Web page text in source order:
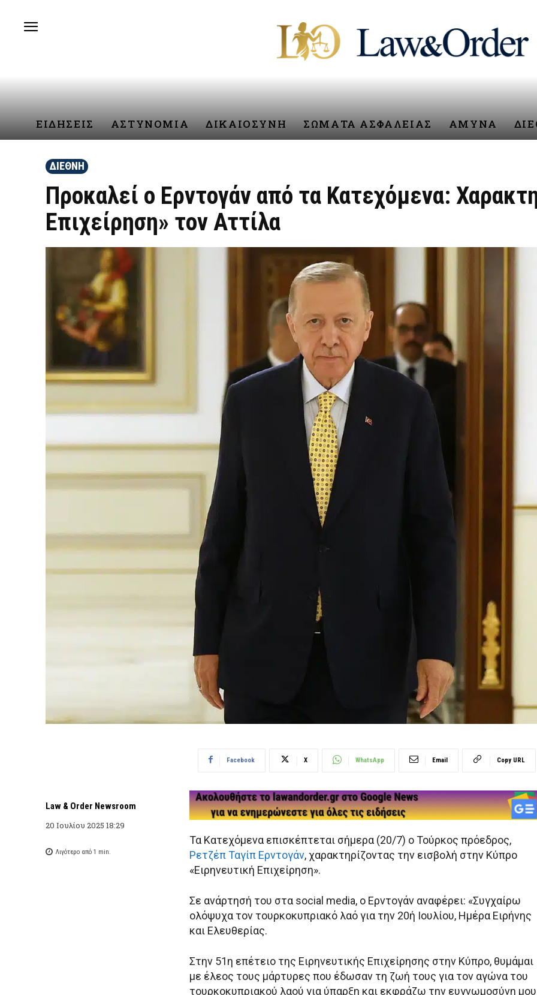
ΕΙΔΗΣΕΙΣ ΑΣΤΥΝΟΜΙΑ ΔΙΚΑΙΟΣΥΝΗ ΣΩΜΑΤΑ ΑΣΦΑΛΕΙΑΣ ΑΜΥΝΑ
ΔΙΕΘΝΗ
Προκαλεί ο Ερντογάν από τα Κατεχόμενα:
Επιχείρηση» τον Αττίλα
Law & Order Newsroom
20 Ιουλίου 2025 18:29
Λιγότερο από 1 min.
Facebook X WhatsApp Email Copy URL
Τα Κατεχόμενα επισκέπτεται σήμερα (20/7) ο Τούρκος πρόεδρος,
Ρετζέπ Ταγίπ Ερντογάν, χαρακτηρίζοντας την εισβολή στην Κύπρο
«Ειρηνευτική Επιχείρηση».
Σε ανάρτησή του στα social media, ο Ερντογάν αναφέρει: «Συγχαίρω
ολόψυχα τον τουρκοκυπριακό λαό για την 20ή Ιουλίου, Ημέρα Ειρήνης
και Ελευθερίας.
Στην 51η επέτειο της Ειρηνευτικής Επιχείρησης στην Κύπρο, θυμάμαι
με έλεος τους μάρτυρες που έδωσαν τη ζωή τους για τον αγώνα του
τουρκοκυπριακού λαού για ύπαρξη και εκφράζω την ευγνωμοσύνη μου